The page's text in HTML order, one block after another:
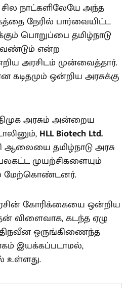
நாட்களிலேயே அந்த
நேரில் பார்வையிட்ட
பொறுப்பை தமிழ்நாடு
என்ற
அரசிடம் முன்வைத்தார்.
கடிதமும் ஒன்றிய அரசுக்கு
அரசும் அன்றைய
HLL Biotech Ltd.
ஆலையை தமிழ்நாடு அரசு
முயற்சிகளையும்
மேற்கொண்டனர்.
கோரிக்கையை ஒன்றிய
விளைவாக, கடந்த ஏழு
ஒருங்கிணைந்த
இயக்கப்படாமல்,
உள்ளது.